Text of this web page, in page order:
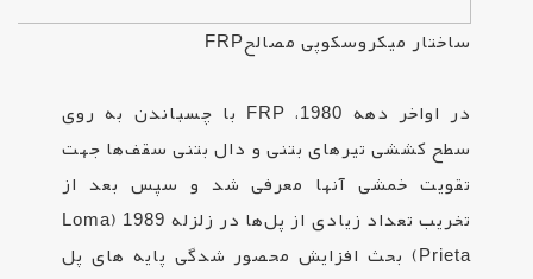
ساختار میکروسکوپی مصالحFRP
در اواخر دهه 1980،
FRP با چسباندن به روی
سطح کششی تیرهای بتنی و دال بتنی سقف‌ها جهت
تقویت خمشی آنها معرفی شد و سپس بعد از
تخریب تعداد زیادی از پل‌ها در زلزله 1989 (
Loma
Prieta) بحث افزایش محصور شدگی پایه های پل